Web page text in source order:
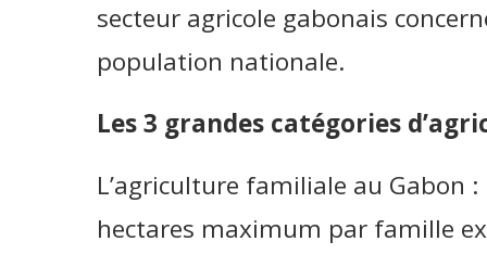
secteur agricole gabonais
population nationale.
Les 3 grandes catégories
L’agriculture familiale au Gabon
hectares maximum par famille